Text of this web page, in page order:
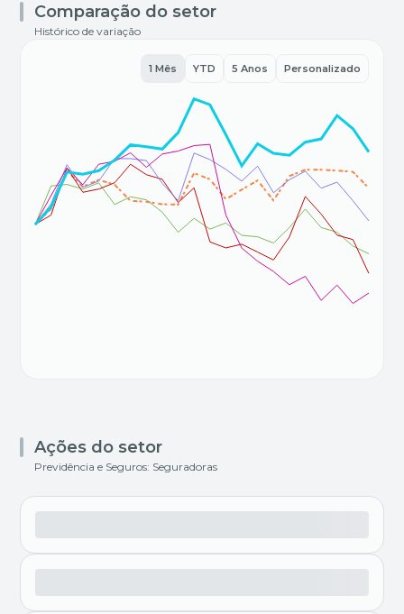
Comparação do setor
Histórico de variação
1 Mês YTD 5 Anos Personalizado
Ações do setor
Previdência e Seguros: Seguradoras